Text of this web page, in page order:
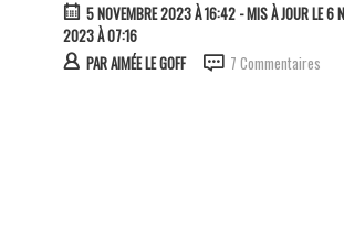
5 NOVEMBRE 2023 À 16:42- MIS À JOUR LE 6
2023 À 07:16
PARAIMÉE LE GOFF 7 Commentaires